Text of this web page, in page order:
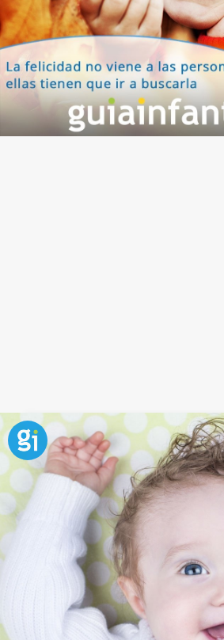
Frase sobre actitud
felicidad
Una actitud activa y positiva es la
encontrar la felicidad. Educar a
sean independientes y
adquirir las herramientas
las claves de su felicidad. Para
deben sentir en todo momento
respetadosy comprendidos por